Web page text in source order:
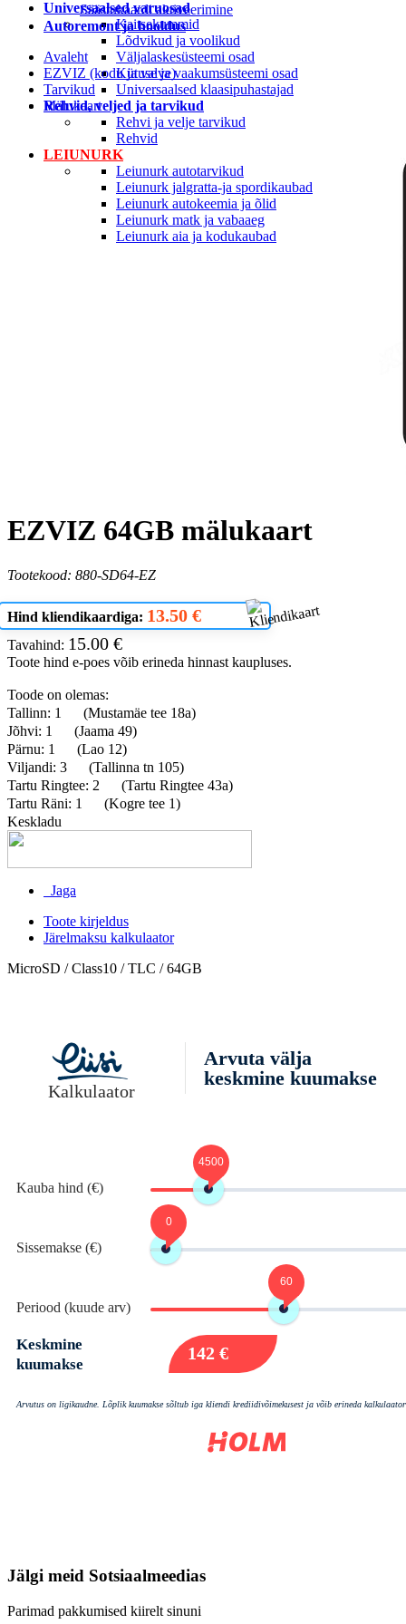
Universaalsed varuosad
Kaitsekummid
Lõdvikud ja voolikud
Väljalaskesüsteemi osad
Kütuse ja vaakumsüsteemi osad
Universaalsed klaasipuhastajad
Rehvid, veljed ja tarvikud
Rehvi ja velje tarvikud
Rehvid
LEIUNURK
Leiunurk autotarvikud
Leiunurk jalgratta-ja spordikaubad
Leiunurk autokeemia ja õlid
Leiunurk matk ja vabaaeg
Leiunurk aia ja kodukaubad
Säästukaardi aktiveerimine
Autoremont ja hooldus
Avaleht
EZVIZ (kodu ja valve)
Tarvikud
Mälukaart
EZVIZ 64GB mälukaart
Tootekood: 880-SD64-EZ
Hind kliendikaardiga: 13.50 €
Tavahind: 15.00 €
Toote hind e-poes võib erineda hinnast kaupluses.
Toode on olemas:
Tallinn: 1
(Mustamäe tee 18a)
Jõhvi: 1
(Jaama 49)
Pärnu: 1
(Lao 12)
Viljandi: 3
(Tallinna tn 105)
Tartu Ringtee: 2
(Tartu Ringtee 43a)
Tartu Räni: 1
(Kogre tee 1)
Keskladu
Jaga
Toote kirjeldus
Järelmaksu kalkulaator
MicroSD / Class10 / TLC / 64GB
Jälgi meid Sotsiaalmeedias
Parimad pakkumised kiirelt sinuni